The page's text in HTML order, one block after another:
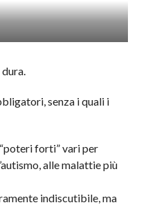
senza i quali i
forti” vari per
alle malattie più
indiscutibile, ma